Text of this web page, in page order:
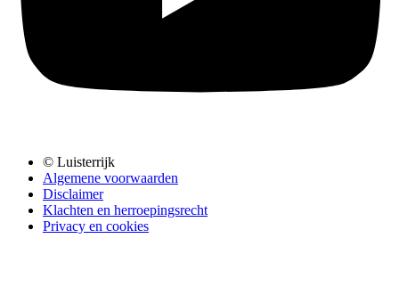
© Luisterrijk
Algemene voorwaarden
Disclaimer
Klachten en herroepingsrecht
Privacy en cookies